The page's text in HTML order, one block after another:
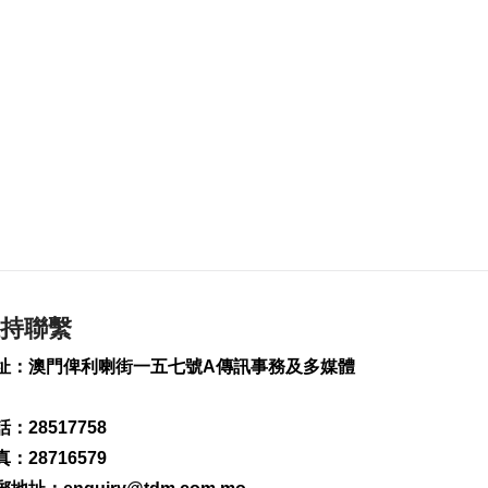
案 擬向俄油氣買家徵
稅
聯繫
：澳門俾利喇街一五七號A傳訊事務及多媒體
：28517758
：28716579